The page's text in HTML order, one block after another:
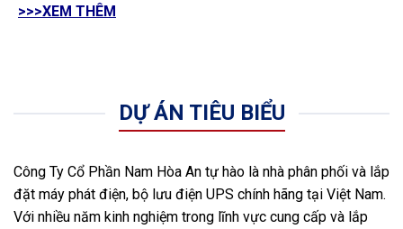
>>>XEM THÊM
DỰ ÁN TIÊU BIỂU
Công Ty Cổ Phần Nam Hòa An tự hào là nhà phân phối và lắp
đặt máy phát điện, bộ lưu điện UPS chính hãng tại Việt Nam.
Với nhiều năm kinh nghiệm trong lĩnh vực cung cấp và lắp